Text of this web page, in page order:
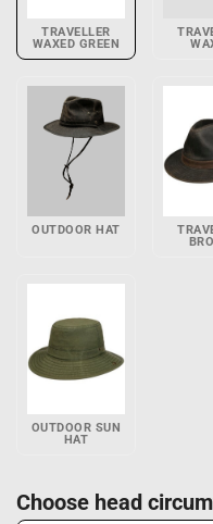
TRAVELLER
WAXED GREEN
OUTDOOR HAT
OUTDOOR SUN
HAT
Choose head